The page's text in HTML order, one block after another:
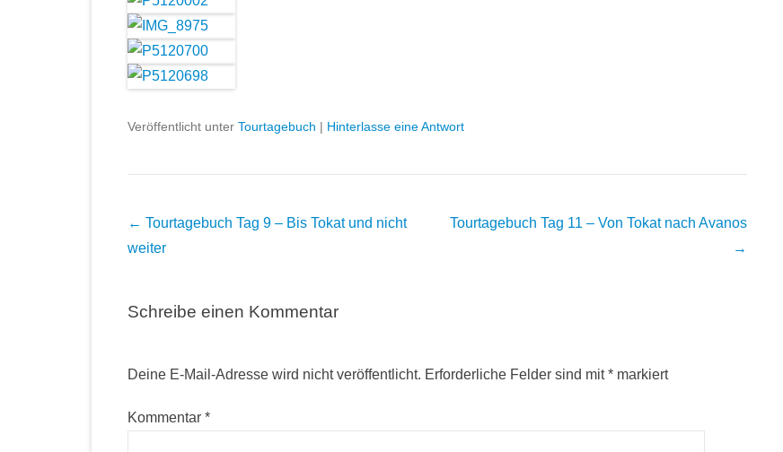
Veröffentlicht unter Tourtagebuch | Hinterlasse eine Antwort
Beitragsnavigation
← Tourtagebuch Tag 9 – Bis Tokat und nicht
weiter
Tourtagebuch Tag 11 – Von Tokat nach Avanos
→
Schreibe einen Kommentar
Deine E-Mail-Adresse wird nicht veröffentlicht. Erforderliche Felder sind mit* markiert
Kommentar *